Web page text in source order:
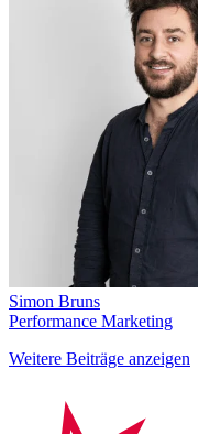
Simon Bruns
Performance Marketing
Weitere Beiträge anzeigen